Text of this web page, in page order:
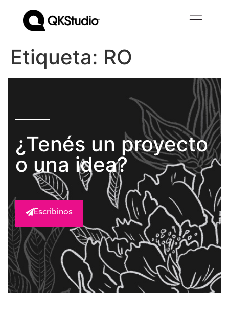
Etiqueta: RO
¿Tenés un proyecto
o una idea?
Escribinos